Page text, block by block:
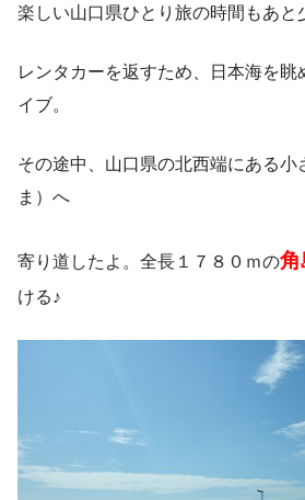
楽しい山口県ひとり旅の時間もあと
レンタカーを返すため、日本海を眺
イブ。
その途中、山口県の北西端にある小
ま）へ
寄り道したよ。全長１７８０ｍの角
ける♪